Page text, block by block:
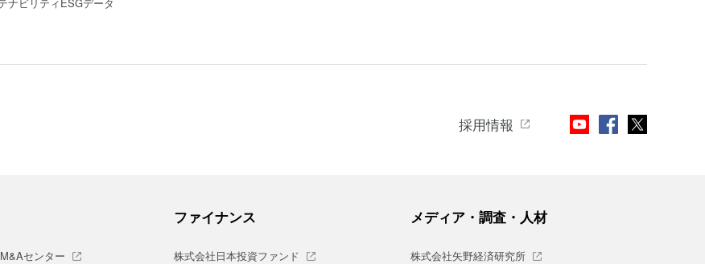
採用情報
センター
ファイナンス
株式会社日本投資ファンド
メディア・調査・人材
株式会社矢野経済研究所